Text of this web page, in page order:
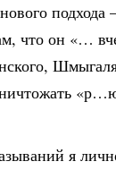
подхода
что он «…
я